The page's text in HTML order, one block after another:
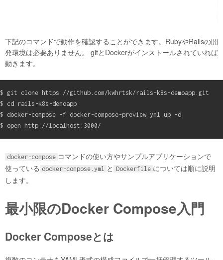
下記のコマンドで動作を確認することができます。RubyやRailsの開
発環境は必要ありません。 gitとDockerがインストールされていれば
動きます。
$ git clone https://github.com/kwhrtsk/rails-k8s-demoapp.git
$ cd rails-k8s-demoapp
$ docker-compose -f docker-compose-preview.yml up -d
docker-compose コマンドの使い方やサンプルアプリケーションで
使っている docker-compose.yml と Dockerfile については順に説明
します。
最小限のDocker Compose入門
Docker Composeとは